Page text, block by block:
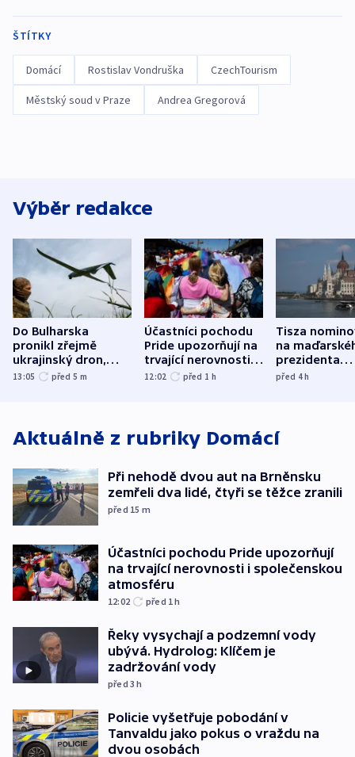
ŠTÍTKY
Domácí Rostislav Vondruška CzechTourism
Městský soud v Praze Andrea Gregorová
Výběr redakce
Do Bulharska
pronikl zřejmě
ukrajinský dron,
explodoval kilometr
13:05 před 5 m
Účastníci pochodu
Pride upozorňují na
trvající nerovnosti i
společenskou
12:02 před 1 h
Tisza
na
prezidenta
bývalého
před 4h
Aktuálně z rubriky Domácí
Při nehodě dvou aut na Brněnsku
zemřeli dva lidé, čtyři se těžce zranili
před 15 m
Účastníci pochodu Pride upozorňují
na trvající nerovnosti i společenskou
atmosféru
12:02 před 1h
Řeky vysychají a podzemní vody
ubývá. Hydrolog: Klíčem je
zadržování vody
před 3h
Policie vyšetřuje pobodání v
Tanvaldu jako pokus o vraždu na
dvou osobách